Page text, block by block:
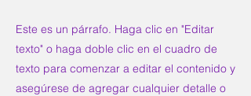
Este es un párrafo. Haga clic en "Editar
texto" o haga doble clic en el cuadro de
texto para comenzar a editar el contenido y
asegúrese de agregar cualquier detalle o